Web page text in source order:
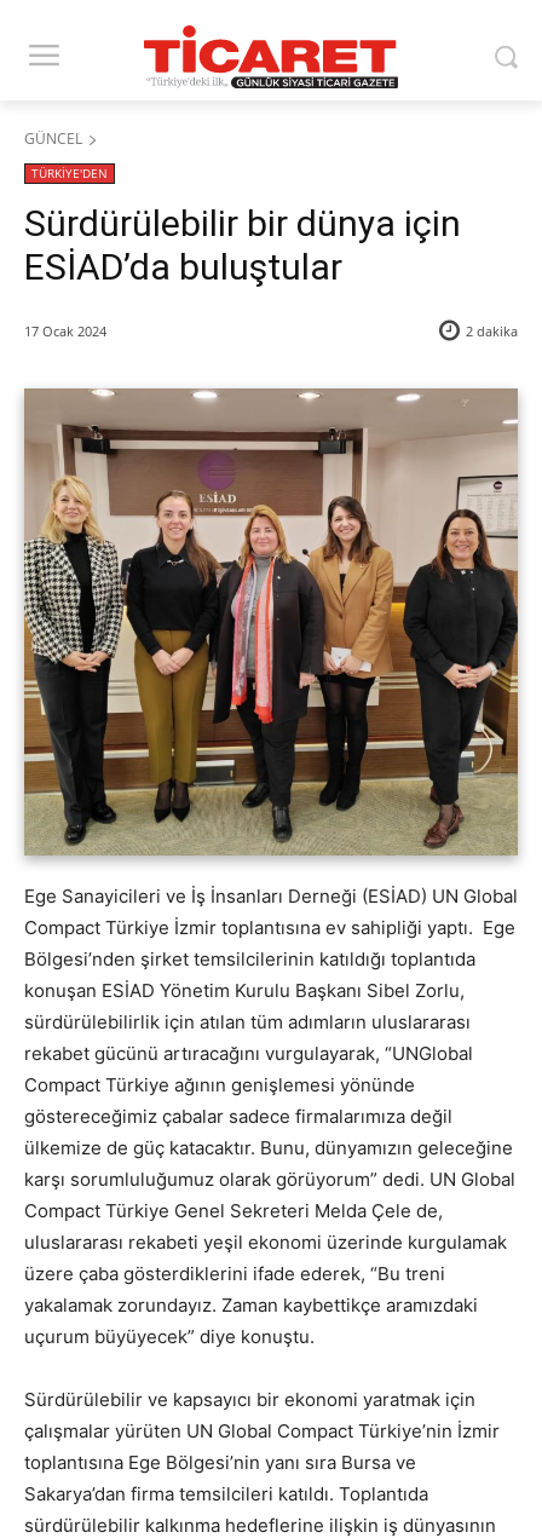
GÜNCEL
TÜRKİYE'DEN
Sürdürülebilir bir dünya için
ESİAD’da buluştular
17 Ocak 2024 2 dakika
Ege Sanayicileri ve İş İnsanları Derneği (ESİAD) UN Global
Compact Türkiye İzmir toplantısına ev sahipliği yaptı. Ege
Bölgesi’nden şirket temsilcilerinin katıldığı toplantıda
konuşan ESİAD Yönetim Kurulu Başkanı Sibel Zorlu,
sürdürülebilirlik için atılan tüm adımların uluslararası
rekabet gücünü artıracağını vurgulayarak, “UNGlobal
Compact Türkiye ağının genişlemesi yönünde
göstereceğimiz çabalar sadece firmalarımıza değil
ülkemize de güç katacaktır. Bunu, dünyamızın geleceğine
karşı sorumluluğumuz olarak görüyorum” dedi. UN Global
Compact Türkiye Genel Sekreteri Melda Çele de,
uluslararası rekabeti yeşil ekonomi üzerinde kurgulamak
üzere çaba gösterdiklerini ifade ederek, “Bu treni
yakalamak zorundayız. Zaman kaybettikçe aramızdaki
uçurum büyüyecek” diye konuştu.
Sürdürülebilir ve kapsayıcı bir ekonomi yaratmak için
çalışmalar yürüten UN Global Compact Türkiye’nin İzmir
toplantısına Ege Bölgesi’nin yanı sıra Bursa ve
Sakarya’dan firma temsilcileri katıldı. Toplantıda
sürdürülebilir kalkınma hedeflerine ilişkin iş dünyasının